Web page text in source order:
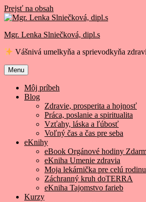
Prejsť na obsah
Mgr. Lenka Slniečková, dipl.s
Vášnivá umelkyňa a sprievodkyňa
Menu
Môj príbeh
Blog
Zdravie, prosperita a hojnosť
Práca, poslanie a spiritualita
Vzťahy, láska a ľúbosť
Voľný čas a čas pre seba
eKnihy
eBook Orgánové hodiny
eKniha Umenie zdravia
Moja lekárnička pre celú
Záchranný kruh doTERRA
eKniha Tajomstvo farieb
Kurzy